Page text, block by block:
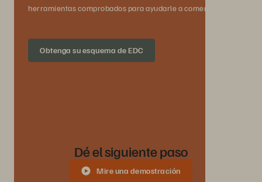
herramientas comprobados para ayudarle a comenzar.
Obtenga su esquema de EDC
Dé el siguiente paso
Mire una demostración